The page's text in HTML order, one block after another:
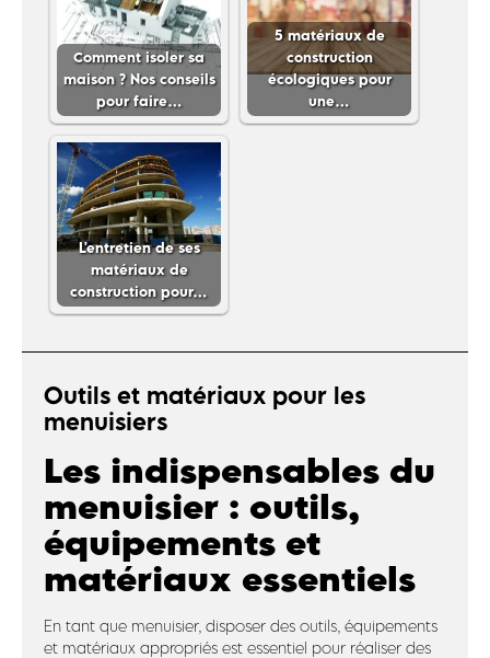
Comment isoler sa
maison ? Nos conseils
pour faire…
5 matériaux de
construction
écologiques pour
une…
L'entretien de ses
matériaux de
construction pour…
Outils et matériaux pour les
menuisiers
Les indispensables du
menuisier : outils,
équipements et
matériaux essentiels
En tant que menuisier, disposer des outils, équipements
et matériaux appropriés est essentiel pour réaliser des